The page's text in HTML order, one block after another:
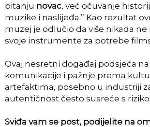
pitanju novac, već očuvanje
muzike i naslijeđa.” Kao rezultat
muzej je odlučio da više nikada
svoje instrumente za potrebe
Ovaj nesretni događaj podsjeća
komunikacije i pažnje prema
artefaktima, posebno u industriji
autentičnost često susreće s
Sviđa vam se post, podijelite na